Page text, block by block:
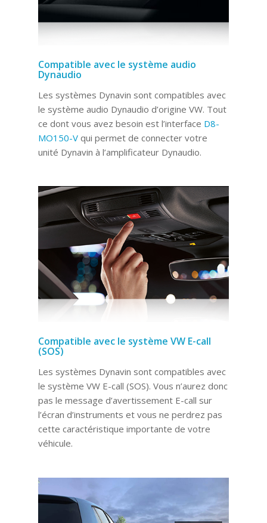
Compatible avec le système audio
Dynaudio
Les systèmes Dynavin sont compatibles avec
le système audio Dynaudio d’origine VW. Tout
ce dont vous avez besoin est l’interface D8-
MO150-Vqui permet de connecter votre
unité Dynavin à l’amplificateur Dynaudio.
Compatible avec le système VW E-call
(SOS)
Les systèmes Dynavin sont compatibles avec
le système VW E-call (SOS). Vous n’aurez donc
pas le message d’avertissement E-call sur
l’écran d’instruments et vous ne perdrez pas
cette caractéristique importante de votre
véhicule.